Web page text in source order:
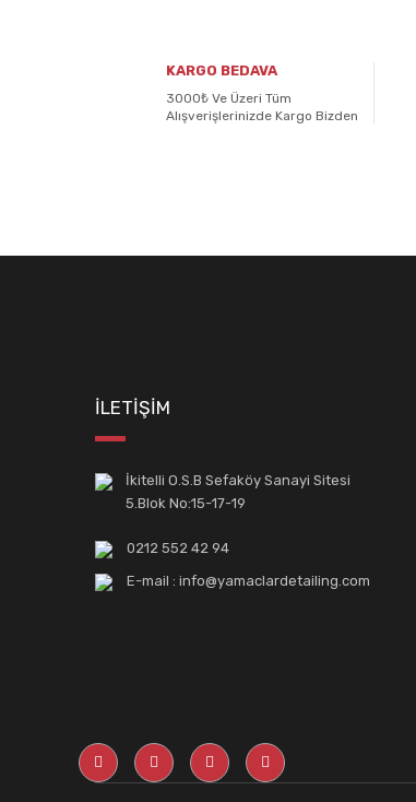
KARGO BEDAVA
3000₺ Ve Üzeri Tüm
Alışverişlerinizde Kargo Bizden
İLETİŞİM
İkitelli O.S.B Sefaköy Sanayi Sitesi
5.Blok No:15-17-19
0212 552 42 94
E-mail : info@yamaclardetailing.com